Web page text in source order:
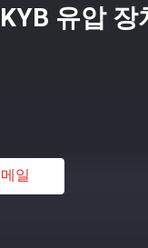
유압 장
일